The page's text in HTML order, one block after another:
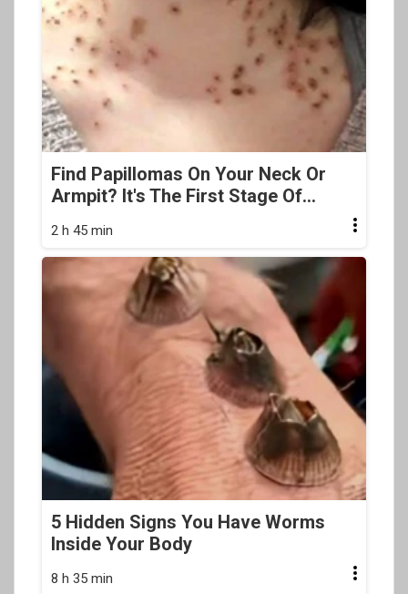
Find Papillomas On Your Neck Or
Armpit? It's The First Stage Of...
2 h 45 min
5 Hidden Signs You Have Worms
Inside Your Body
8 h 35 min